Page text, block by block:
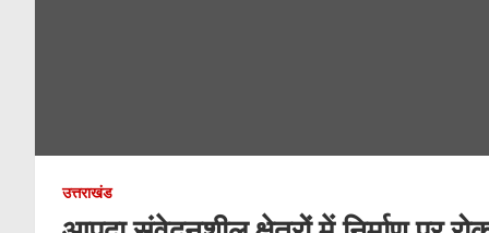
उत्तराखंड